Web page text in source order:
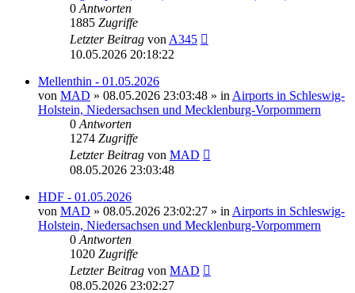
0 Antworten
1885 Zugriffe
Letzter Beitrag von A345
10.05.2026 20:18:22
Mellenthin - 01.05.2026
von MAD » 08.05.2026 23:03:48 » in Airports in Schleswig-
Holstein, Niedersachsen und Mecklenburg-Vorpommern
0 Antworten
1274 Zugriffe
Letzter Beitrag von MAD
08.05.2026 23:03:48
HDF - 01.05.2026
von MAD » 08.05.2026 23:02:27 » in Airports in Schleswig-
Holstein, Niedersachsen und Mecklenburg-Vorpommern
0 Antworten
1020 Zugriffe
Letzter Beitrag von MAD
08.05.2026 23:02:27